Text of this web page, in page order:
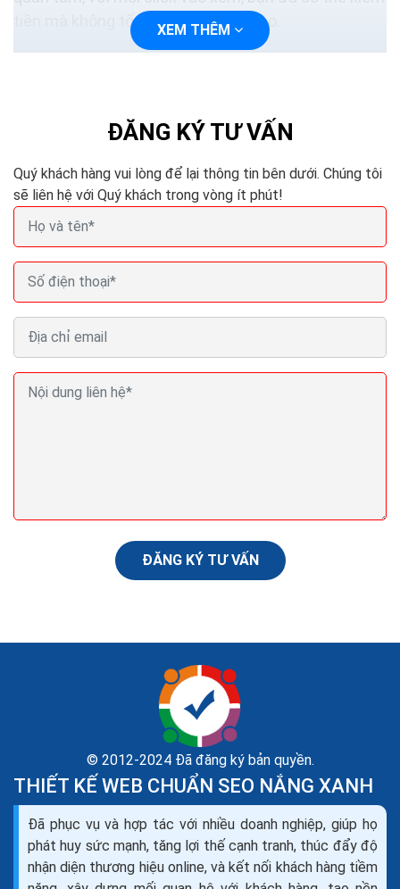
tiền mà không tốn một đồng vốn nào.
XEM THÊM
ĐĂNG KÝ TƯ VẤN
Quý khách hàng vui lòng để lại thông tin bên dưới. Chúng tôi
sẽ liên hệ với Quý khách trong vòng ít phút!
ĐĂNG KÝ TƯ VẤN
© 2012-2024 Đã đăng ký bản quyền.
THIẾT KẾ WEB CHUẨN SEO NẮNG XANH
Đã phục vụ và hợp tác với nhiều doanh nghiệp, giúp họ
phát huy sức mạnh, tăng lợi thế cạnh tranh, thúc đẩy độ
nhận diện thương hiệu online, và kết nối khách hàng tiềm